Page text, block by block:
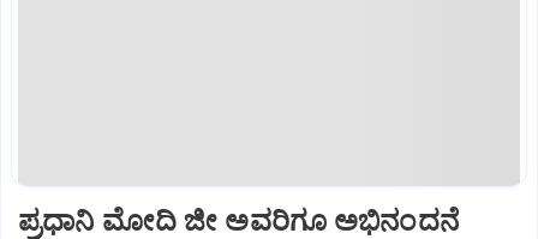
ಪ್ರಧಾನಿ ಮೋದಿ ಜೀ ಅವರಿಗೂ ಅಭಿನಂದನೆ